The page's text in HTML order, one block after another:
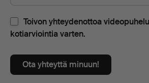
Toivon yhteydenottoa
kotiarviointia varten.
Ota yhteyttä minuun!